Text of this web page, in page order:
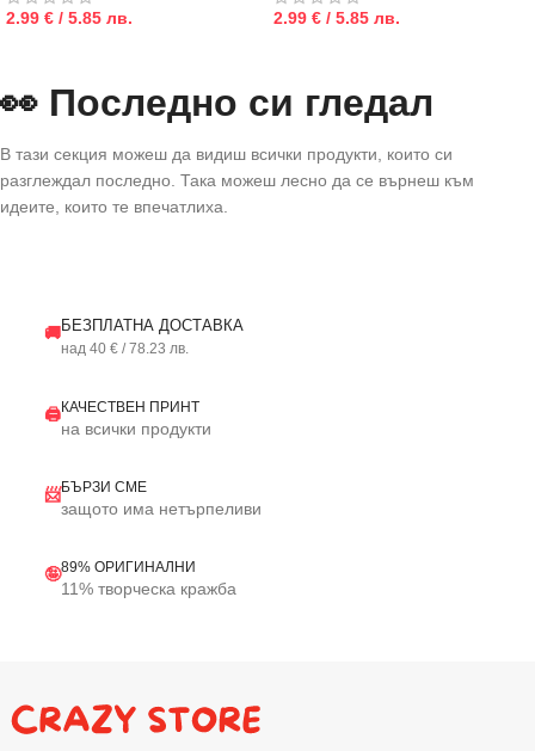
2.99 € / 5.85 лв. 2.99 € / 5.85 лв.
👀 Последно си гледал
В тази секция можеш да видиш всички продукти, които си
разглеждал последно. Така можеш лесно да се върнеш към
идеите, които те впечатлиха.
🚚БЕЗПЛАТНА ДОСТАВКА
над 40 € / 78.23 лв.
🖨️КАЧЕСТВЕН ПРИНТ
на всички продукти
📨БЪРЗИ СМЕ
защото има нетърпеливи
🤪89% ОРИГИНАЛНИ
11% творческа кражба